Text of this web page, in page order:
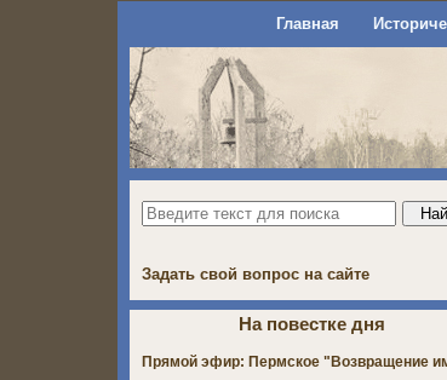
Главная
Задать свой вопрос на сайте
На повестке дня
Прямой эфир: Пермское "Возвращение